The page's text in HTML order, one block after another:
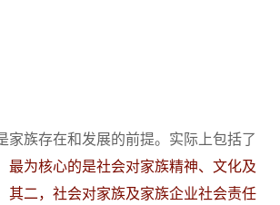
家族存在和发展的前提。实际上包括了
最为核心的是社会对家族精神、文化及
其二，社会对家族及家族企业社会责任